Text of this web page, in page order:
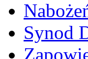
Synod